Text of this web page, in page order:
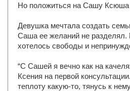
Но положиться на Сашу Ксюша
Девушка мечтала создать
Саша ее желаний не
хотелось свободы и
“С Сашей я вечно как на
Ксения на первой
теплоту какую-то, тянусь к